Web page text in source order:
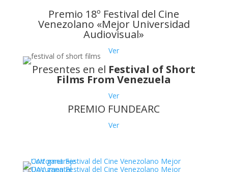
Premio 18º Festival del Cine
Venezolano «Mejor Universidad
Audiovisual»
Ver
Presentes en el Festival of Short
Films From Venezuela
Ver
PREMIO FUNDEARC
Ver